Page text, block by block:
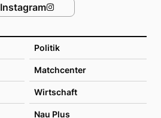
Politik
Matchcenter
Wirtschaft
Nau Plus
Instagram